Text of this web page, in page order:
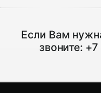
Если Вам
звоните: